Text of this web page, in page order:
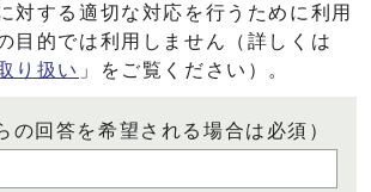
対する適切な対応を行うために利用
目的では利用しません（詳しくは
り扱い 」をご覧ください）。
の回答を希望される場合は必須）